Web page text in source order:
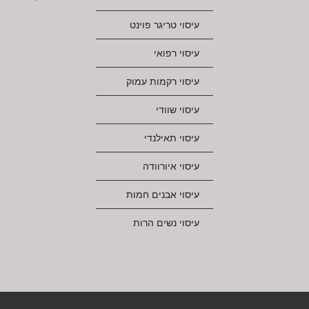
עיסוי טריגר פוינט
עיסוי רפואי
עיסוי רקמות עמוק
עיסוי שוודי
עיסוי תאילנדי
עיסוי איורוודה
עיסוי אבנים חמות
עיסוי נשים הרות